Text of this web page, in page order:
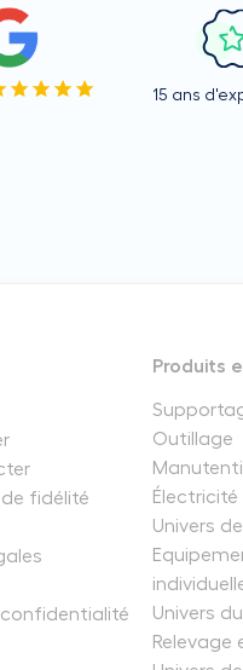
15 ans
fidélité
Produits
Outillage
Électricité
Univers
Univers